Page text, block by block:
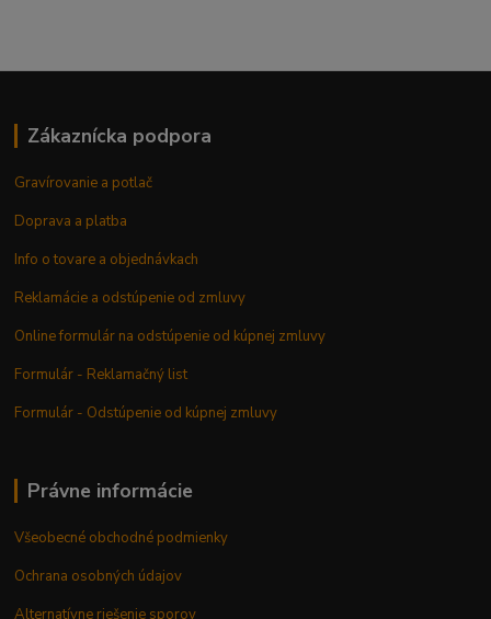
Zákaznícka podpora
Gravírovanie a potlač
Doprava a platba
Info o tovare a objednávkach
Reklamácie a odstúpenie od zmluvy
Online formulár na odstúpenie od kúpnej zmluvy
Formulár - Reklamačný list
Formulár - Odstúpenie od kúpnej zmluvy
Právne informácie
Všeobecné obchodné podmienky
Ochrana osobných údajov
Alternatívne riešenie sporov